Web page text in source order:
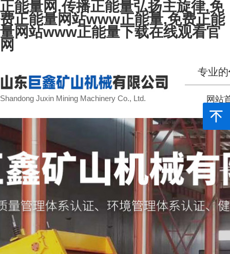
正能量网,传播正能量弘扬主旋律,免
费正能量网站www正能量,免费正能
量网站www正能量下载在线观看官
网
Shandong Juxin Mining Machinery Co., Ltd.
专业的
网站